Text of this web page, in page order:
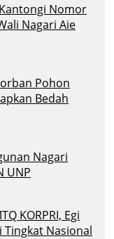
Nomor
Nagari Aie
Pohon
Bedah
Nagari
UNP
KORPRI, Egi
Tingkat Nasional